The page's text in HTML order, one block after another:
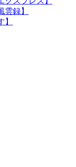
録】